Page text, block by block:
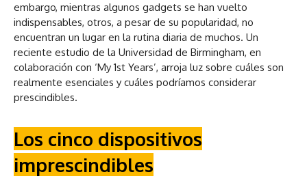
embargo, mientras algunos gadgets se han vuelto
indispensables, otros, a pesar de su popularidad, no
encuentran un lugar en la rutina diaria de muchos. Un
reciente estudio de la Universidad de Birmingham, en
colaboración con ‘My 1st Years’, arroja luz sobre cuáles son
realmente esenciales y cuáles podríamos considerar
prescindibles.
Los cinco dispositivos
imprescindibles